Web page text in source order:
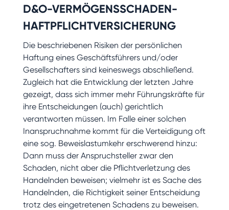
D&O-VERMÖGENSSCHADEN-
HAFTPFLICHTVERSICHERUNG
Die beschriebenen Risiken der persönlichen
Haftung eines Geschäftsführers und/oder
Gesellschafters sind keineswegs abschließend.
Zugleich hat die Entwicklung der letzten Jahre
gezeigt, dass sich immer mehr Führungskräfte für
ihre Entscheidungen (auch) gerichtlich
verantworten müssen. Im Falle einer solchen
Inanspruchnahme kommt für die Verteidigung oft
eine sog. Beweislastumkehr erschwerend hinzu:
Dann muss der Anspruchsteller zwar den
Schaden, nicht aber die Pflichtverletzung des
Handelnden beweisen; vielmehr ist es Sache des
Handelnden, die Richtigkeit seiner Entscheidung
trotz des eingetretenen Schadens zu beweisen.